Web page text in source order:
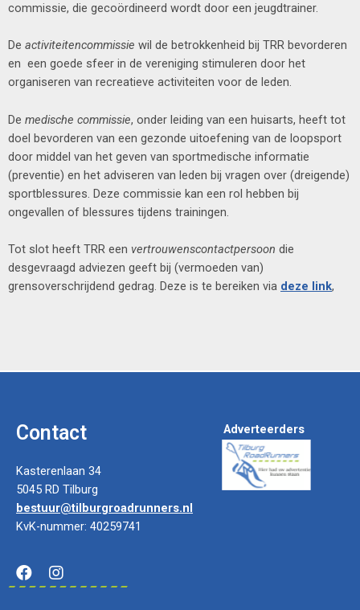
commissie, die gecoördineerd wordt door een jeugdtrainer.
De activiteitencommissie wil de betrokkenheid bij TRR bevorderen
en een goede sfeer in de vereniging stimuleren door het
organiseren van recreatieve activiteiten voor de leden.
De medische commissie, onder leiding van een huisarts, heeft tot
doel bevorderen van een gezonde uitoefening van de loopsport
door middel van het geven van sportmedische informatie
(preventie) en het adviseren van leden bij vragen over (dreigende)
sportblessures. Deze commissie kan een rol hebben bij
ongevallen of blessures tijdens trainingen.
Tot slot heeft TRR een vertrouwenscontactpersoon die
desgevraagd adviezen geeft bij (vermoeden van)
grensoverschrijdend gedrag. Deze is te bereiken via deze link,
Contact Adverteerders
Kasterenlaan 34
5045 RD Tilburg
bestuur@tilburgroadrunners.nl
KvK-nummer: 40259741